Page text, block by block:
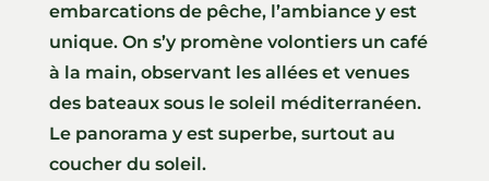
embarcations de pêche, l’ambiance y est
unique. On s’y promène volontiers un café
à la main, observant les allées et venues
des bateaux sous le soleil méditerranéen.
Le panorama y est superbe, surtout au
coucher du soleil.